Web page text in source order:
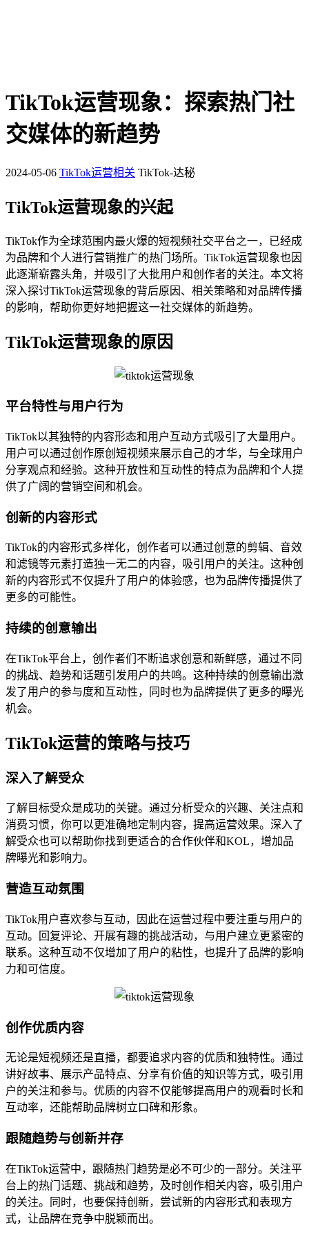
TikTok运营现象：探索热门社
交媒体的新趋势
2024-05-06 TikTok运营相关 TikTok-达秘
TikTok运营现象的兴起
TikTok作为全球范围内最火爆的短视频社交平台之一，已经成
为品牌和个人进行营销推广的热门场所。TikTok运营现象也因
此逐渐崭露头角，并吸引了大批用户和创作者的关注。本文将
深入探讨TikTok运营现象的背后原因、相关策略和对品牌传播
的影响，帮助你更好地把握这一社交媒体的新趋势。
TikTok运营现象的原因
平台特性与用户行为
TikTok以其独特的内容形态和用户互动方式吸引了大量用户。
用户可以通过创作原创短视频来展示自己的才华，与全球用户
分享观点和经验。这种开放性和互动性的特点为品牌和个人提
供了广阔的营销空间和机会。
创新的内容形式
TikTok的内容形式多样化，创作者可以通过创意的剪辑、音效
和滤镜等元素打造独一无二的内容，吸引用户的关注。这种创
新的内容形式不仅提升了用户的体验感，也为品牌传播提供了
更多的可能性。
持续的创意输出
在TikTok平台上，创作者们不断追求创意和新鲜感，通过不同
的挑战、趋势和话题引发用户的共鸣。这种持续的创意输出激
发了用户的参与度和互动性，同时也为品牌提供了更多的曝光
机会。
TikTok运营的策略与技巧
深入了解受众
了解目标受众是成功的关键。通过分析受众的兴趣、关注点和
消费习惯，你可以更准确地定制内容，提高运营效果。深入了
解受众也可以帮助你找到更适合的合作伙伴和KOL，增加品
牌曝光和影响力。
营造互动氛围
TikTok用户喜欢参与互动，因此在运营过程中要注重与用户的
互动。回复评论、开展有趣的挑战活动，与用户建立更紧密的
联系。这种互动不仅增加了用户的粘性，也提升了品牌的影响
力和可信度。
创作优质内容
无论是短视频还是直播，都要追求内容的优质和独特性。通过
讲好故事、展示产品特点、分享有价值的知识等方式，吸引用
户的关注和参与。优质的内容不仅能够提高用户的观看时长和
互动率，还能帮助品牌树立口碑和形象。
跟随趋势与创新并存
在TikTok运营中，跟随热门趋势是必不可少的一部分。关注平
台上的热门话题、挑战和趋势，及时创作相关内容，吸引用户
的关注。同时，也要保持创新，尝试新的内容形式和表现方
式，让品牌在竞争中脱颖而出。